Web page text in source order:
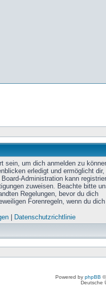
sein, um dich anmelden zu
erledigt und ermöglicht
Administration kann
zuweisen. Beachte bitte
Regelungen, bevor du dich
Forenregeln, wenn du
| Datenschutzrichtlinie
Powered by phpBB
Deutsche